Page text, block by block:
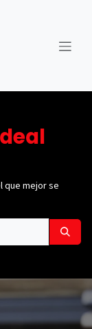
que mejor se